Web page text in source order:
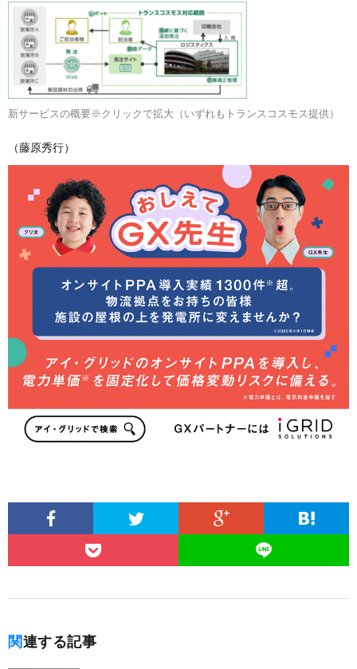
新サービスの概要※クリックで拡大（いずれもトランスコスモス提供）
（藤原秀行）
関連する記事